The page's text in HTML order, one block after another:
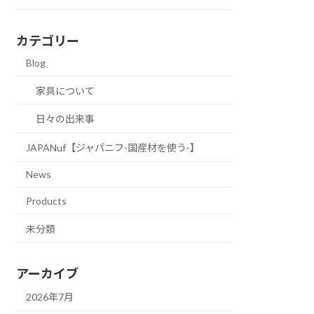
カテゴリー
Blog
家具について
日々の出来事
JAPANuf【ジャパニフ-国産材を使う-】
News
Products
未分類
アーカイブ
2026年7月